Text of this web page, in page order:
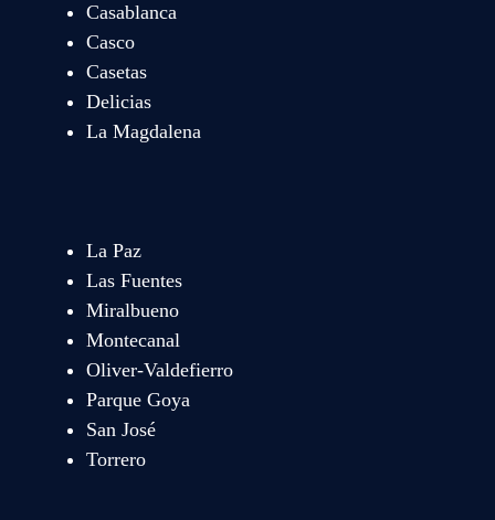
Casablanca
Casco
Casetas
Delicias
La Magdalena
La Paz
Las Fuentes
Miralbueno
Montecanal
Oliver-Valdefierro
Parque Goya
San José
Torrero